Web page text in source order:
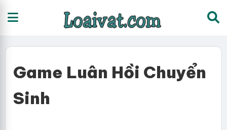
Game Luân Hồi Chuyển
Sinh